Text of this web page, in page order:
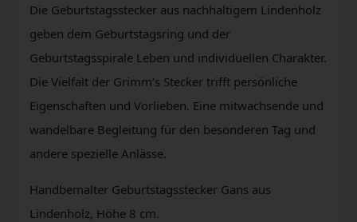
Die Geburtstagsstecker aus nachhaltigem Lindenholz
geben dem Geburtstagsring und der
Geburtstagsspirale Leben und individuellen Charakter.
Die Vielfalt der Grimm’s Stecker trifft persönliche
Eigenschaften und Vorlieben. Eine mitwachsende und
wandelbare Begleitung für den besonderen Tag und
andere spezielle Anlässe.
Handbemalter Geburtstagsstecker Gans aus
Lindenholz, Höhe 8 cm.